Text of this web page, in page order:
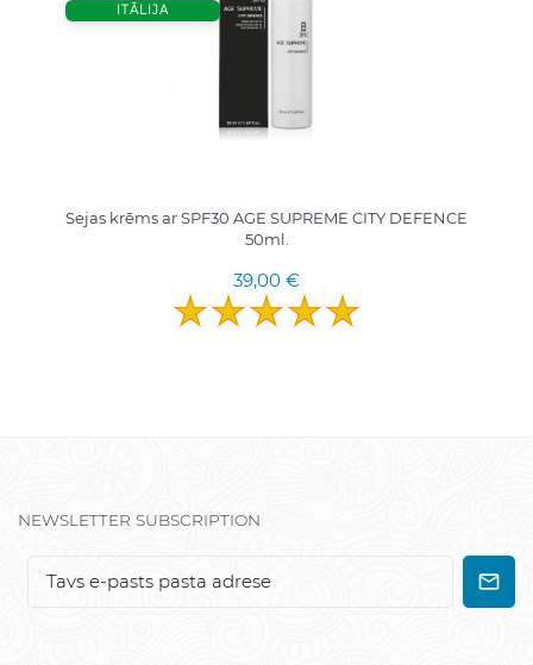
ITĀLIJA
Sejas krēms ar SPF30 AGE SUPREME CITY DEFENCE
50ml.
39,00 €
NEWSLETTER SUBSCRIPTION